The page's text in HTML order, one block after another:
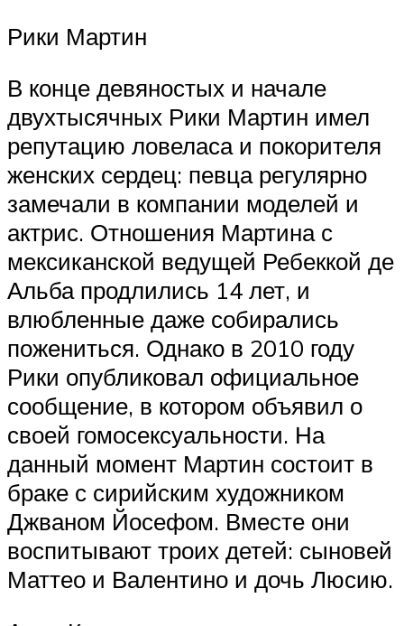
Рики Мартин
В конце девяностых и начале
двухтысячных Рики Мартин имел
репутацию ловеласа и покорителя
женских сердец: певца регулярно
замечали в компании моделей и
актрис. Отношения Мартина с
мексиканской ведущей Ребеккой де
Альба продлились 14 лет, и
влюбленные даже собирались
пожениться. Однако в 2010 году
Рики опубликовал официальное
сообщение, в котором объявил о
своей гомосексуальности. На
данный момент Мартин состоит в
браке с сирийским художником
Джваном Йосефом. Вместе они
воспитывают троих детей: сыновей
Маттео и Валентино и дочь Люсию.